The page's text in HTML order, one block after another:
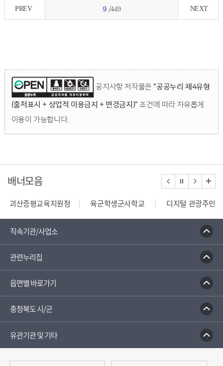
PREV 9 /449 NEXT
공지사항 저작물은 "공공누리 제4유형
(출처표시 + 상업적 이용금지 + 변경금지)" 조건에 따라 자유롭게
이용이 가능합니다.
배너모음
괴산증평교육지원청 육군학생군사학교
디지털 관광주민증
직속기관/사업소
관련누리집
읍면별 바로가기
충청북도 시/군
유관기관 및 기타